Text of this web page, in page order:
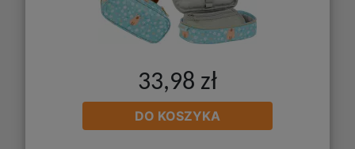
33,98 zł
DO KOSZYKA